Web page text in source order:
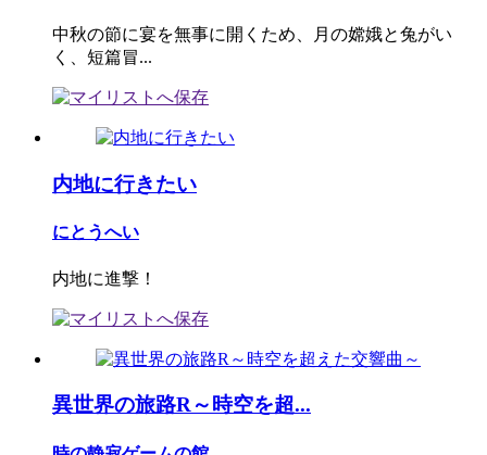
中秋の節に宴を無事に開くため、月の嫦娥と兔がい
く、短篇冒...
内地に行きたい
にとうへい
内地に進撃！
異世界の旅路R～時空を超...